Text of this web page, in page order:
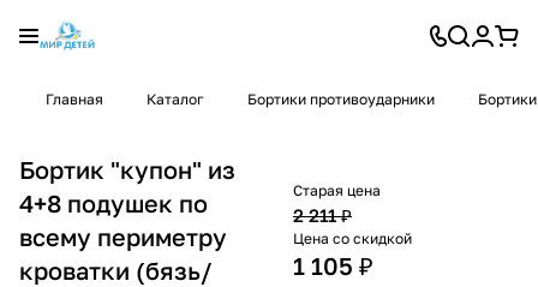
Главная Каталог Бортики противоударники
Бортик "купон" из
4+8 подушек по
всему периметру
кроватки (бязь/
Старая цена
2 211 ₽
Цена со скидкой
1 105 ₽